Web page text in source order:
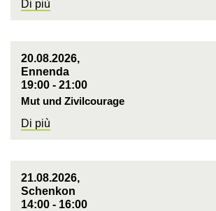
Di più
20.08.2026,
Ennenda
19:00 - 21:00
Mut und Zivilcourage
Di più
21.08.2026,
Schenkon
14:00 - 16:00